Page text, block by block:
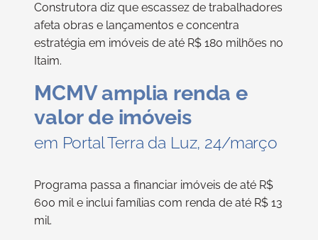
Construtora diz que escassez de trabalhadores
afeta obras e lançamentos e concentra
estratégia em imóveis de até R$ 180 milhões no
Itaim.
MCMV amplia renda e
valor de imóveis
em Portal Terra da Luz, 24/março
Programa passa a financiar imóveis de até R$
600 mil e inclui famílias com renda de até R$ 13
mil.